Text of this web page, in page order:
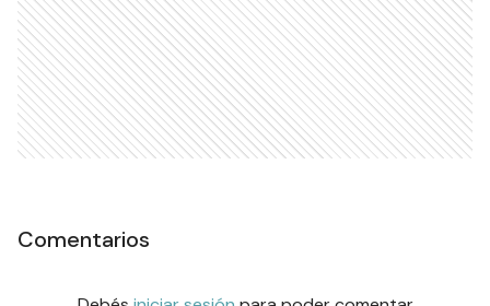
Comentarios